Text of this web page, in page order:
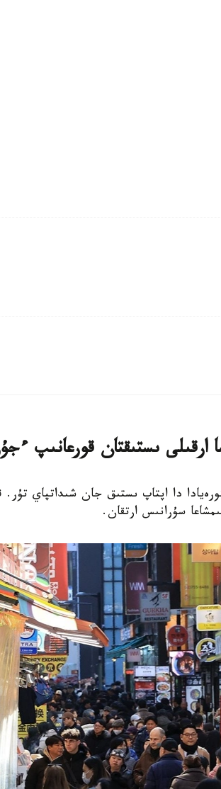
ارقىلى ىستىقتان قورعانىپ
دا اپتاپ ىستىق جان شىداتپاي تۇر.
سۇرانىس ارتقان.